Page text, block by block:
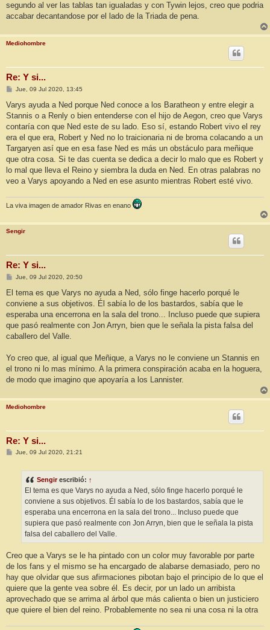
segundo al ver las tablas tan igualadas y con Tywin lejos, creo que podria
accabar decantandose por el lado de la Triada de pena.
Mediohombre
Re: Y si...
M
n
a
j
Jue, 09 Jul 2020, 13:45
Varys ayuda a Ned porque Ned conoce a los Baratheon y entre elegir a
Stannis o a Renly o bien entenderse con el hijo de Aegon, creo que Varys
contaría con que Ned este de su lado. Eso sí, estando Robert vivo el rey
era el que era, Robert y Ned no lo traicionaria ni de broma colacando a un
Targaryen así que en esa fase Ned es más un obstáculo para meñique
que otra cosa. Si te das cuenta se dedica a decir lo malo que es Robert y
lo mal que lleva el Reino y siembra la duda en Ned. En otras palabras no
veo a Varys apoyando a Ned en ese asunto mientras Robert esté vivo.
La viva imagen de amador Rivas en enano
Sengir
Re: Y si...
M
n
a
j
e
Jue, 09 Jul 2020, 20:50
El tema es que Varys no ayuda a Ned, sólo finge hacerlo porqué le
conviene a sus objetivos. Él sabía lo de los bastardos, sabía que le
esperaba una encerrona en la sala del trono... Incluso puede que supiera
que pasó realmente con Jon Arryn, bien que le señala la pista falsa del
caballero del Valle.
Yo creo que, al igual que Meñique, a Varys no le conviene un Stannis en
el trono ni lo mas mínimo. A la primera conspiración acaba en la hoguera,
de modo que imagino que apoyaría a los Lannister.
Mediohombre
Re: Y si...
MJue, 09 Jul 2020, 21:21
Sengirescribió: ↑
El tema es que Varys no ayuda a Ned, sólo finge hacerlo porqué le
conviene a sus objetivos. Él sabía lo de los bastardos, sabía que le
esperaba una encerrona en la sala del trono... Incluso puede que
supiera que pasó realmente con Jon Arryn, bien que le señala la pista
falsa del caballero del Valle.
Creo que a Varys se le ha pintado con un color muy favorable por parte
de los fans y el mismo se ha encargado de alabarse demasiado, pero no
hay que olvidar que sus afirmaciones pibotan bajo el principio de lo que el
quiere que la gente vea sobre él. Es decir, por un lado un arribista
aprovechado que se arrima al árbol que más calienta o bien un justiciero
que quiere el bien del reino. Probablemente no sea ni una cosa ni la otra